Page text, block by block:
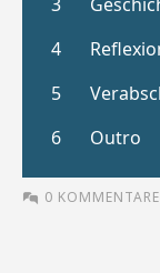
0 KOMMENTARE